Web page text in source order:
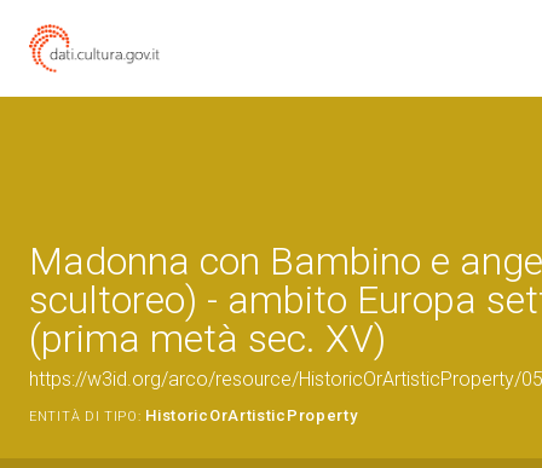
Madonna con Bambino e
scultoreo) - ambito Europa
(prima metà sec. XV)
https://w3id.org/arco/resource/HistoricOrArtisticProperty/
ENTITÀ DI TIPO: HistoricOrArtisticProperty